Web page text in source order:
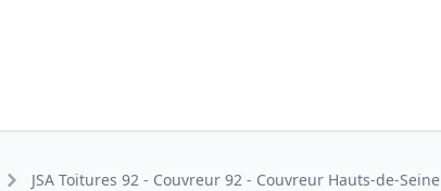
JSA Toitures 92 - Couvreur 92 - Couvreur Hauts-de-Seine